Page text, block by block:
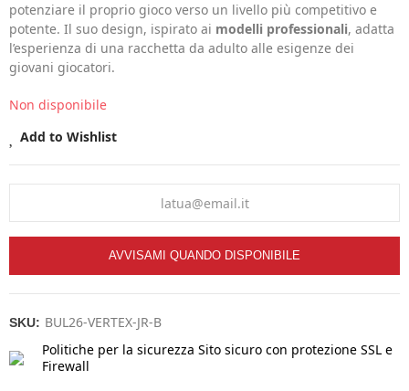
potenziare il proprio gioco verso un livello più competitivo e
potente. Il suo design, ispirato ai modelli professionali, adatta
l’esperienza di una racchetta da adulto alle esigenze dei
giovani giocatori.
Non disponibile
Add to Wishlist
AVVISAMI QUANDO DISPONIBILE
SKU: BUL26-VERTEX-JR-B
Politiche per la sicurezza Sito sicuro con protezione SSL e
Firewall